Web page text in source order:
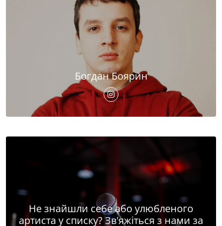
Богдан Боярин
Не знайшли себе або улюбленого
артиста у списку? Зв'яжіться з нами за